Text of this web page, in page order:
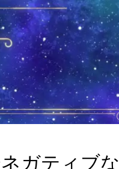
ガティブな